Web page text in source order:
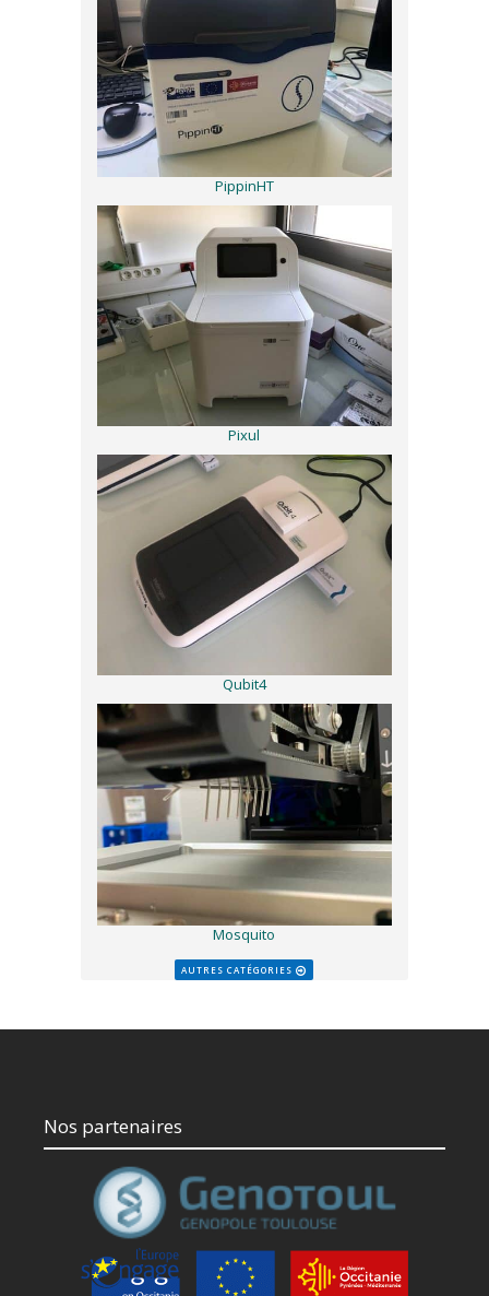
PippinHT
Pixul
Qubit4
Mosquito
AUTRES CATÉGORIES
Nos partenaires